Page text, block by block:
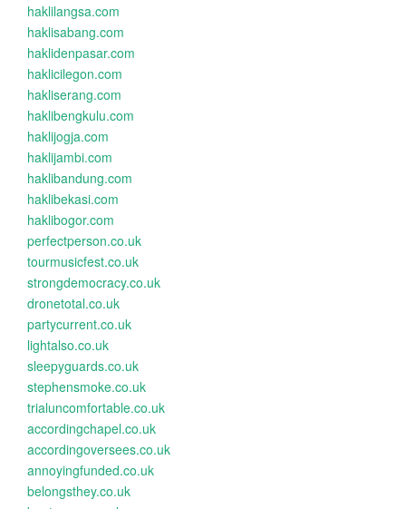
haklilangsa.com
haklisabang.com
haklidenpasar.com
haklicilegon.com
hakliserang.com
haklibengkulu.com
haklijogja.com
haklijambi.com
haklibandung.com
haklibekasi.com
haklibogor.com
perfectperson.co.uk
tourmusicfest.co.uk
strongdemocracy.co.uk
dronetotal.co.uk
partycurrent.co.uk
lightalso.co.uk
sleepyguards.co.uk
stephensmoke.co.uk
trialuncomfortable.co.uk
accordingchapel.co.uk
accordingoversees.co.uk
annoyingfunded.co.uk
belongsthey.co.uk